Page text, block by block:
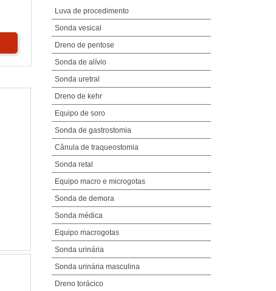
Luva de procedimento
Sonda vesical
Dreno de pentose
Sonda de alívio
Sonda uretral
Dreno de kehr
Equipo de soro
Sonda de gastrostomia
Cânula de traqueostomia
Sonda retal
Equipo macro e microgotas
Sonda de demora
Sonda médica
Equipo macrogotas
Sonda urinária
Sonda urinária masculina
Dreno torácico